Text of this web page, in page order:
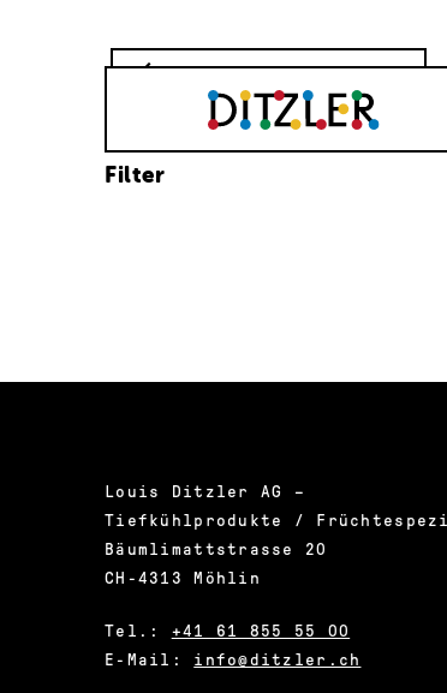
Filter
Louis Ditzler AG –
Tiefkühlprodukte /
Bäumlimattstrasse 20
CH-4313 Möhlin
Tel.: +41 61 855 55 00
E-Mail: info@ditzler.ch